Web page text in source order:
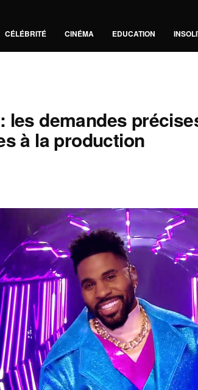
CÉLÉBRITÉ CINÉMA EDUCATION
les demandes
à la production